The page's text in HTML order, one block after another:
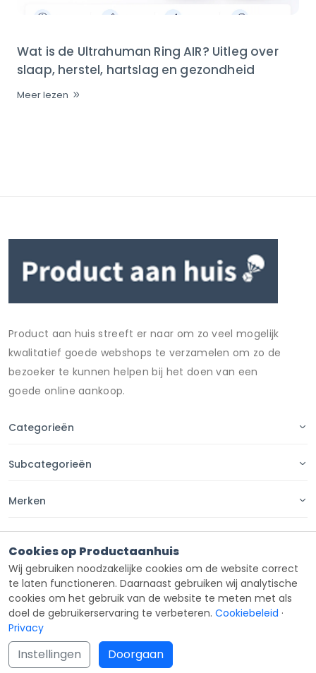
Wat is de Ultrahuman Ring AIR? Uitleg over
slaap, herstel, hartslag en gezondheid
Meer lezen
Product aan huis streeft er naar om zo veel mogelijk
kwalitatief goede webshops te verzamelen om zo de
bezoeker te kunnen helpen bij het doen van een
goede online aankoop.
Categorieën
Subcategorieën
Merken
Contact
Copyright © Productaanhuis
Cookies op Productaanhuis
Wij gebruiken noodzakelijke cookies om de website correct
te laten functioneren. Daarnaast gebruiken wij analytische
cookies om het gebruik van de website te meten met als
doel de gebruikerservaring te verbeteren. Cookiebeleid ·
Privacy
Instellingen Doorgaan